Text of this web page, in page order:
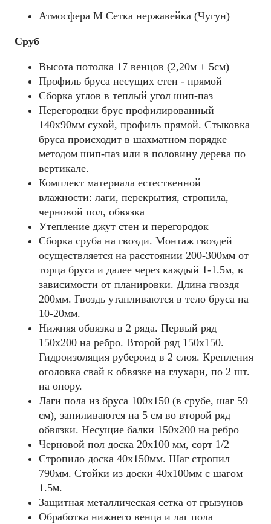
Атмосфера М Сетка нержавейка (Чугун)
Сруб
Высота потолка 17 венцов (2,20м ± 5см)
Профиль бруса несущих стен - прямой
Сборка углов в теплый угол шип-паз
Перегородки брус профилированный
140х90мм сухой, профиль прямой. Стыковка
бруса происходит в шахматном порядке
методом шип-паз или в половину дерева по
вертикале.
Комплект материала естественной
влажности: лаги, перекрытия, стропила,
черновой пол, обвязка
Утепление джут стен и перегородок
Сборка сруба на гвозди. Монтаж гвоздей
осуществляется на расстоянии 200-300мм от
торца бруса и далее через каждый 1-1.5м, в
зависимости от планировки. Длина гвоздя
200мм. Гвоздь утапливаются в тело бруса на
10-20мм.
Нижняя обвязка в 2 ряда. Первый ряд
150x200 на ребро. Второй ряд 150x150.
Гидроизоляция рубероид в 2 слоя. Крепления
оголовка свай к обвязке на глухари, по 2 шт.
на опору.
Лаги пола из бруса 100х150 (в срубе, шаг 59
см), запиливаются на 5 см во второй ряд
обвязки. Несущие балки 150x200 на ребро
Черновой пол доска 20х100 мм, сорт 1/2
Стропило доска 40x150мм. Шаг стропил
790мм. Стойки из доски 40х100мм с шагом
1.5м.
Защитная металлическая сетка от грызунов
Обработка нижнего венца и лаг пола